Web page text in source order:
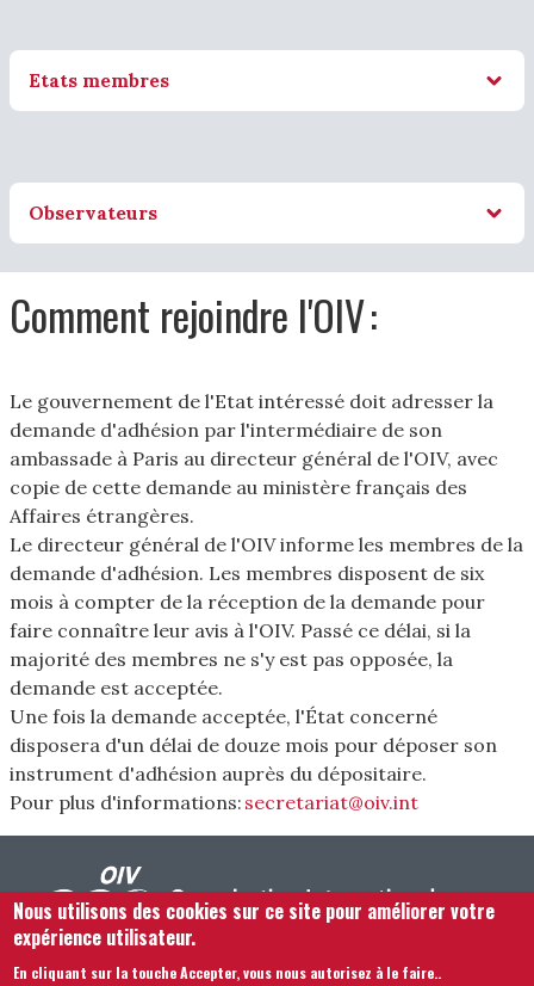
Etats membres
Observateurs
Comment rejoindre l'OIV :
Le gouvernement de l'Etat intéressé doit adresser la
demande d'adhésion par l'intermédiaire de son
ambassade à Paris au directeur général de l'OIV, avec
copie de cette demande au ministère français des
Affaires étrangères.
Le directeur général de l'OIV informe les membres de la
demande d'adhésion. Les membres disposent de six
mois à compter de la réception de la demande pour
faire connaître leur avis à l'OIV. Passé ce délai, si la
majorité des membres ne s'y est pas opposée, la
demande est acceptée.
Une fois la demande acceptée, l'État concerné
disposera d'un délai de douze mois pour déposer son
instrument d'adhésion auprès du dépositaire.
Pour plus d'informations: secretariat@oiv.int
Nous utilisons des cookies sur ce site pour améliorer votre
expérience utilisateur.
En cliquant sur la touche Accepter, vous nous autorisez à le faire..